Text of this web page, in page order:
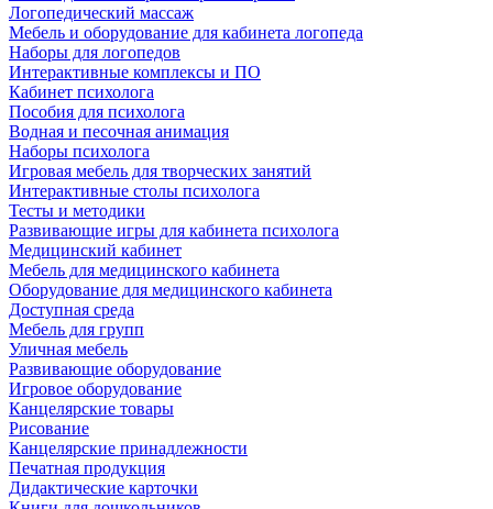
Логопедический массаж
Мебель и оборудование для кабинета логопеда
Наборы для логопедов
Интерактивные комплексы и ПО
Кабинет психолога
Пособия для психолога
Водная и песочная анимация
Наборы психолога
Игровая мебель для творческих занятий
Интерактивные столы психолога
Тесты и методики
Развивающие игры для кабинета психолога
Медицинский кабинет
Мебель для медицинского кабинета
Оборудование для медицинского кабинета
Доступная среда
Мебель для групп
Уличная мебель
Развивающие оборудование
Игровое оборудование
Канцелярские товары
Рисование
Канцелярские принадлежности
Печатная продукция
Дидактические карточки